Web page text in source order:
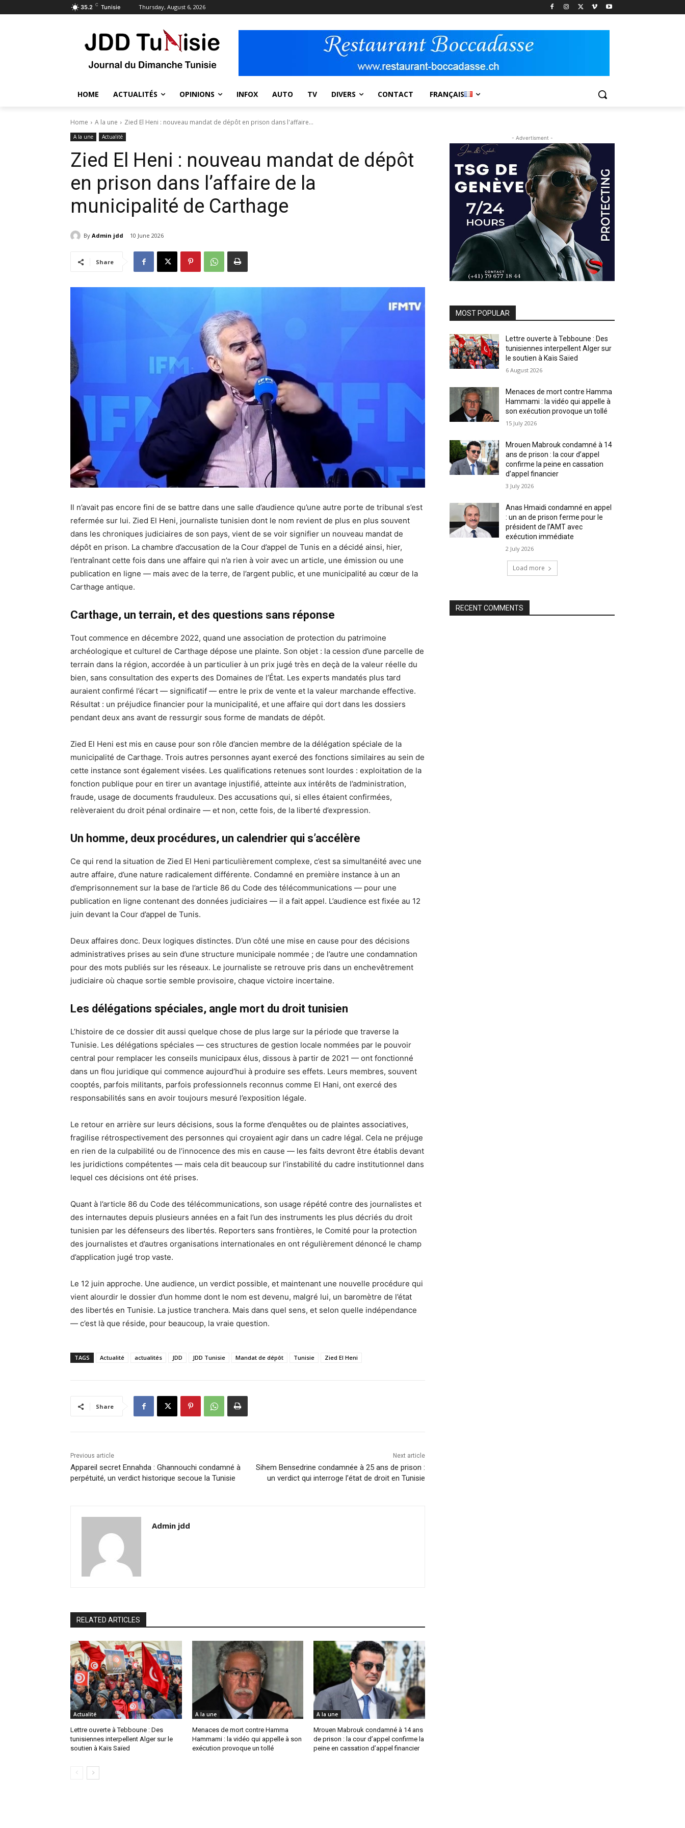
35.2 C Tunisie Thursday, August 6, 2026
HOME ACTUALITÉS OPINIONS INFOX AUTO TV DIVERS CONTACT FRANÇAIS
Home A la une Zied El Heni : nouveau mandat de dépôt en prison dans l'affaire...
A la une Actualité
Zied El Heni : nouveau mandat de dépôt
en prison dans l’affaire de la
municipalité de Carthage
By Admin jdd 10 June 2026
Share
Il n’avait pas encore fini de se battre dans une salle d’audience qu’une autre porte de tribunal s’est
refermée sur lui. Zied El Heni, journaliste tunisien dont le nom revient de plus en plus souvent
dans les chroniques judiciaires de son pays, vient de se voir signifier un nouveau mandat de
dépôt en prison. La chambre d’accusation de la Cour d’appel de Tunis en a décidé ainsi, hier,
l’entraînant cette fois dans une affaire qui n’a rien à voir avec un article, une émission ou une
publication en ligne — mais avec de la terre, de l’argent public, et une municipalité au cœur de la
Carthage antique.
Carthage, un terrain, et des questions sans réponse
Tout commence en décembre 2022, quand une association de protection du patrimoine
archéologique et culturel de Carthage dépose une plainte. Son objet : la cession d’une parcelle de
terrain dans la région, accordée à un particulier à un prix jugé très en deçà de la valeur réelle du
bien, sans consultation des experts des Domaines de l’État. Les experts mandatés plus tard
auraient confirmé l’écart — significatif — entre le prix de vente et la valeur marchande effective.
Résultat : un préjudice financier pour la municipalité, et une affaire qui dort dans les dossiers
pendant deux ans avant de ressurgir sous forme de mandats de dépôt.
Zied El Heni est mis en cause pour son rôle d’ancien membre de la délégation spéciale de la
municipalité de Carthage. Trois autres personnes ayant exercé des fonctions similaires au sein de
cette instance sont également visées. Les qualifications retenues sont lourdes : exploitation de la
fonction publique pour en tirer un avantage injustifié, atteinte aux intérêts de l’administration,
fraude, usage de documents frauduleux. Des accusations qui, si elles étaient confirmées,
relèveraient du droit pénal ordinaire — et non, cette fois, de la liberté d’expression.
Un homme, deux procédures, un calendrier qui s’accélère
Ce qui rend la situation de Zied El Heni particulièrement complexe, c’est sa simultanéité avec une
autre affaire, d’une nature radicalement différente. Condamné en première instance à un an
d’emprisonnement sur la base de l’article 86 du Code des télécommunications — pour une
publication en ligne contenant des données judiciaires — il a fait appel. L’audience est fixée au 12
juin devant la Cour d’appel de Tunis.
Deux affaires donc. Deux logiques distinctes. D’un côté une mise en cause pour des décisions
administratives prises au sein d’une structure municipale nommée ; de l’autre une condamnation
pour des mots publiés sur les réseaux. Le journaliste se retrouve pris dans un enchevêtrement
judiciaire où chaque sortie semble provisoire, chaque victoire incertaine.
Les délégations spéciales, angle mort du droit tunisien
L’histoire de ce dossier dit aussi quelque chose de plus large sur la période que traverse la
Tunisie. Les délégations spéciales — ces structures de gestion locale nommées par le pouvoir
central pour remplacer les conseils municipaux élus, dissous à partir de 2021 — ont fonctionné
dans un flou juridique qui commence aujourd’hui à produire ses effets. Leurs membres, souvent
cooptés, parfois militants, parfois professionnels reconnus comme El Hani, ont exercé des
responsabilités sans en avoir toujours mesuré l’exposition légale.
Le retour en arrière sur leurs décisions, sous la forme d’enquêtes ou de plaintes associatives,
fragilise rétrospectivement des personnes qui croyaient agir dans un cadre légal. Cela ne préjuge
en rien de la culpabilité ou de l’innocence des mis en cause — les faits devront être établis devant
les juridictions compétentes — mais cela dit beaucoup sur l’instabilité du cadre institutionnel dans
lequel ces décisions ont été prises.
Quant à l’article 86 du Code des télécommunications, son usage répété contre des journalistes et
des internautes depuis plusieurs années en a fait l’un des instruments les plus décriés du droit
tunisien par les défenseurs des libertés. Reporters sans frontières, le Comité pour la protection
des journalistes et d’autres organisations internationales en ont régulièrement dénoncé le champ
d’application jugé trop vaste.
Le 12 juin approche. Une audience, un verdict possible, et maintenant une nouvelle procédure qui
vient alourdir le dossier d’un homme dont le nom est devenu, malgré lui, un baromètre de l’état
des libertés en Tunisie. La justice tranchera. Mais dans quel sens, et selon quelle indépendance
— c’est là que réside, pour beaucoup, la vraie question.
TAGS Actualité actualités JDD JDD Tunisie Mandat de dépôt Tunisie Zied El Heni
Share
Previous article
Appareil secret Ennahda : Ghannouchi condamné à
perpétuité, un verdict historique secoue la Tunisie
Next article
Sihem Bensedrine condamnée à 25 ans de prison :
un verdict qui interroge l’état de droit en Tunisie
Admin jdd
RELATED ARTICLES
Actualité
Lettre ouverte à Tebboune : Des
tunisiennes interpellent Alger sur le
soutien à Kaïs Saïed
A la une
Menaces de mort contre Hamma
Hammami : la vidéo qui appelle à son
exécution provoque un tollé
A la une
Mrouen Mabrouk condamné à 14 ans
de prison : la cour d’appel confirme la
peine en cassation d’appel financier
- Advertisment -
MOST POPULAR
Lettre ouverte à Tebboune : Des
tunisiennes interpellent Alger sur
le soutien à Kaïs Saïed
6 August 2026
Menaces de mort contre Hamma
Hammami : la vidéo qui appelle à
son exécution provoque un tollé
15 July 2026
Mrouen Mabrouk condamné à 14
ans de prison : la cour d’appel
confirme la peine en cassation
d’appel financier
3 July 2026
Anas Hmaidi condamné en appel
: un an de prison ferme pour le
président de l’AMT avec
exécution immédiate
2 July 2026
Load more
RECENT COMMENTS